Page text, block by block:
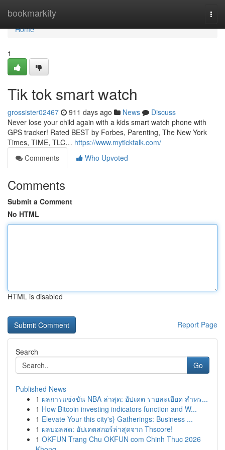
bookmarkity
Home
Home
1
Tik tok smart watch
grossister02467 911 days ago News
Discuss
Never lose your child again with a kids smart watch phone with
GPS tracker! Rated BEST by Forbes, Parenting, The New York
Times, TIME, TLC… https://www.myticktalk.com/
Comments
Who Upvoted
Comments
Submit a Comment
No HTML
HTML is disabled
Report Page
Search
Go
Published News
1 ผลการแข่งขัน NBA ล่าสุด: อัปเดต รายละเอียด สำหร...
1 How Bitcoin investing indicators function and W...
1 Elevate Your this city's} Gatherings: Business ...
1 ผลบอลสด: อัปเดตสกอร์ล่าสุดจาก Thscore!
1 OKFUN Trang Chu OKFUN com Chinh Thuc 2026